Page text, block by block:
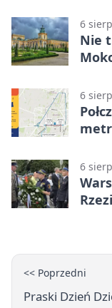
6
Nie
6
6
<< Poprzedni
Praski Dzień